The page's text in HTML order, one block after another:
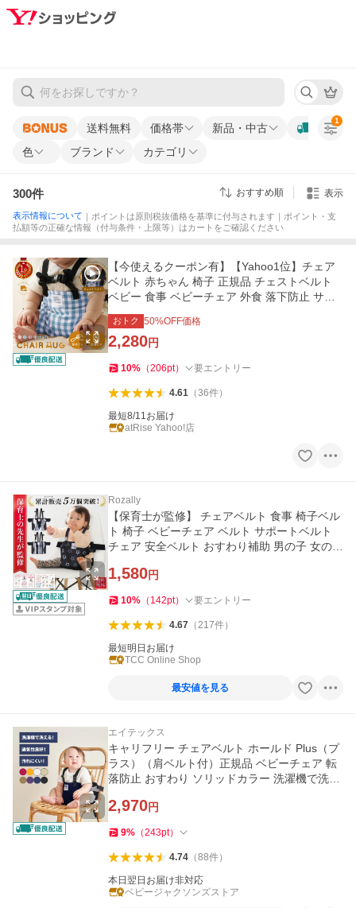
送料無料 価格帯
新品・中古
色
ブランド カテゴリ
1
300件 おすすめ順 表示
表示情報について ｜ポイントは原則税抜価格を基準に付与されます｜ポイント・支
払額等の正確な情報（付与条件・上限等）はカートをご確認ください
【今使えるクーポン有】【Yahoo1位】チェア
ベルト 赤ちゃん 椅子 正規品 チェストベルト
ベビー 食事 ベビーチェア 外食 落下防止 サポ
ートベルト
おトク 50%OFF価格
2,280円
10% （206pt） 要エントリー
4.61（36件）
最短8/11お届け
atRise Yahoo!店
Rozally
【保育士が監修】 チェアベルト 食事 椅子ベル
ト 椅子 ベビーチェア ベルト サポートベルト
チェア 安全ベルト おすわり補助 男の子 女の子
1,580円
10% （ 142pt） 要エントリー
4.67（217件）
最短明日お届け
TCC Online Shop
最安値を見る
エイテックス
キャリフリー チェアベルト ホールド Plus（プ
ラス）（肩ベルト付）正規品 ベビーチェア 転
落防止 おすわり ソリッドカラー 洗濯機で洗え
2,970円
9% （243pt）
4.74（88件）
本日翌日お届け非対応
ベビージャクソンズストア